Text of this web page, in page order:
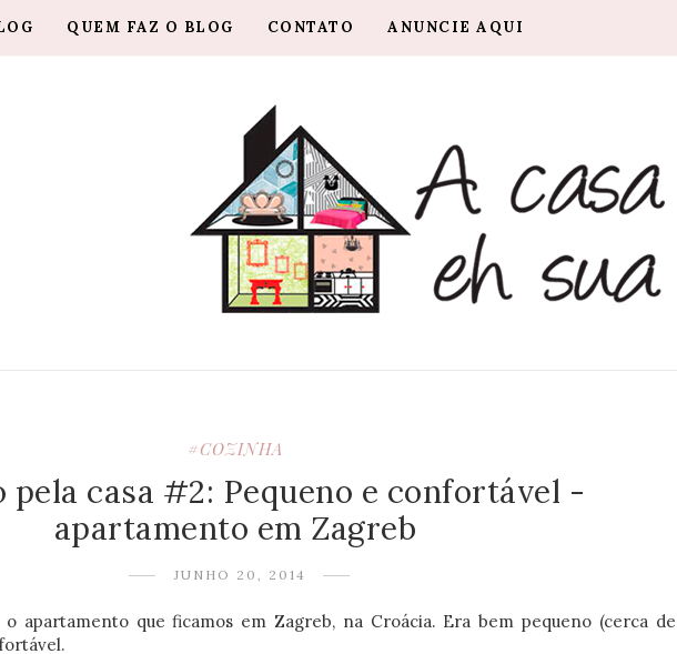
QUEM FAZ O BLOG CONTATO ANUNCIE AQUI
#COZINHA
pela casa #2: Pequeno e confortável -
apartamento em Zagreb
JUNHO 20, 2014
apartamento que ficamos em Zagreb, na Croácia. Era bem pequeno (cerca de